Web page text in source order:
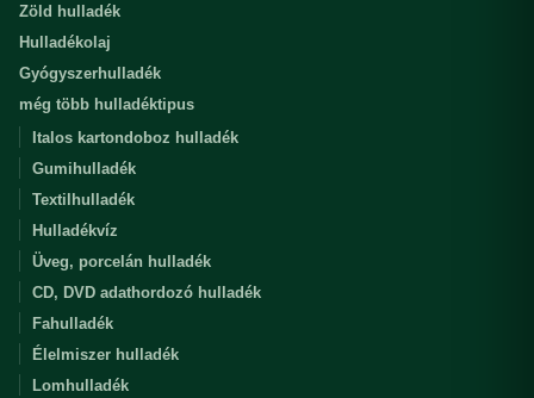
Zöld hulladék
Hulladékolaj
Gyógyszerhulladék
még több hulladéktipus
Italos kartondoboz hulladék
Gumihulladék
Textilhulladék
Hulladékvíz
Üveg, porcelán hulladék
CD, DVD adathordozó hulladék
Fahulladék
Élelmiszer hulladék
Lomhulladék